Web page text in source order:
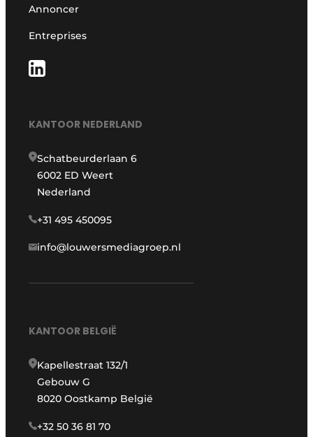
Annoncer
Entreprises
KANTOOR NEDERLAND
Schatbeurderlaan 6
6002 ED Weert
Nederland
+31 495 450095
info@louwersmediagroep.nl
KANTOOR BELGIË
Kapellestraat 132/1
Gebouw G
8020 Oostkamp België
+32 50 36 81 70